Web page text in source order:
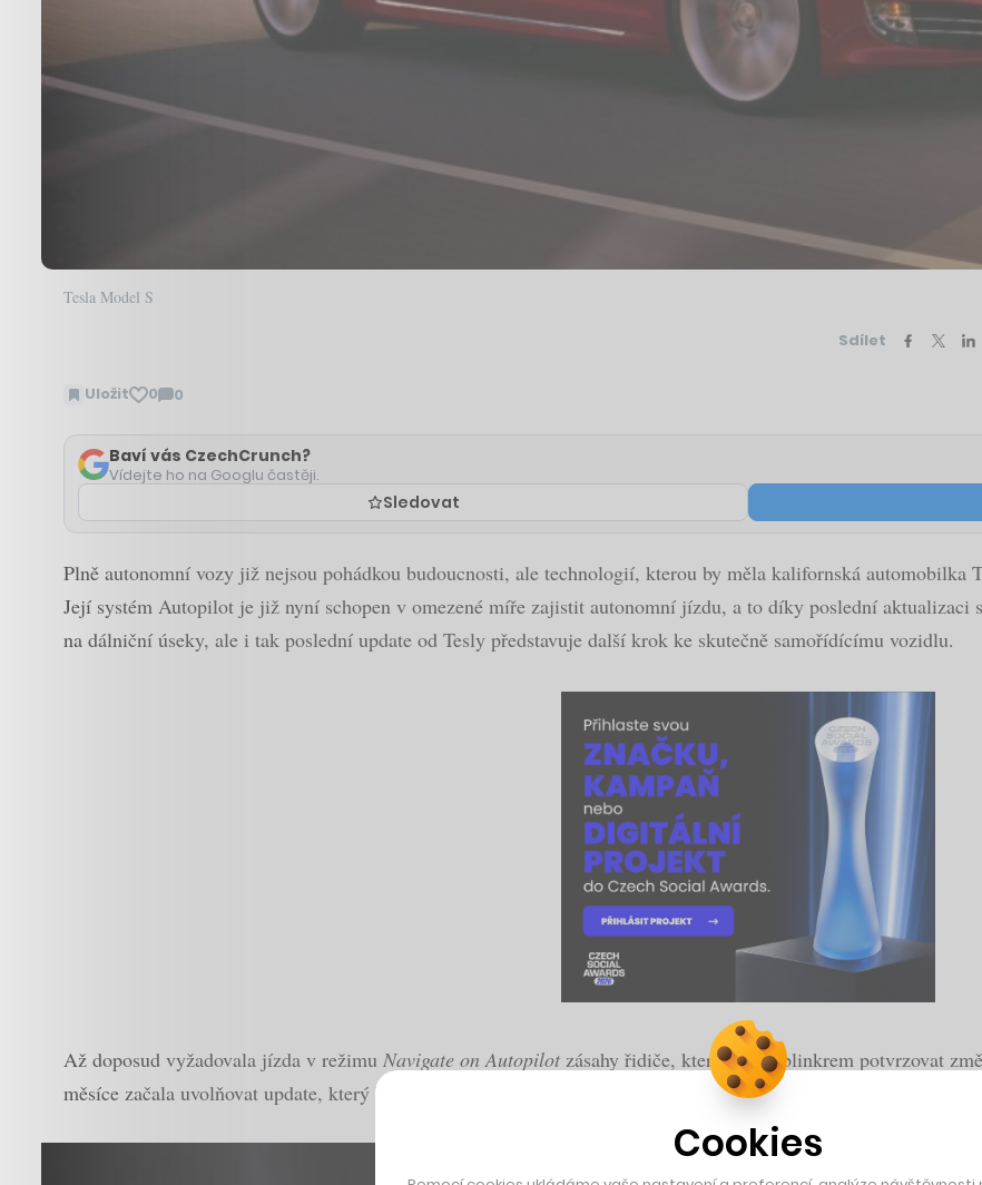
Tesla Model S
Sdílet
Uložit 0 0
Zobrazit
Baví vás CzechCrunch?
Vídejte ho na Googlu častěji.
Sledovat
Plně autonomní vozy již nejsou pohádkou budoucnosti, ale technologií, kterou by měla kalifornská automobilka
Její systém Autopilot je již nyní schopen v omezené míře zajistit autonomní jízdu, a to díky poslední aktualizaci
na dálniční úseky, ale i tak poslední update od Tesly představuje další krok ke skutečně samořídícímu vozidlu.
Až doposud vyžadovala jízda v režimu Navigate on Autopilot zásahy řidiče, který musel blinkrem potvrzovat
měsíce začala uvolňovat update, který řidiče této povinnosti zbavuje. Poprvé jsou tak její vozy schopny
Cookies